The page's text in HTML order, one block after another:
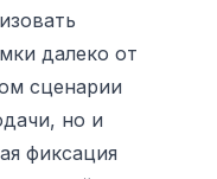
далеко от
сценарии
но и
фиксация